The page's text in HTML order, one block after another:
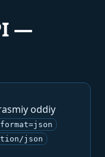
—
oddiy
json